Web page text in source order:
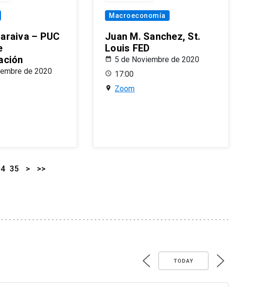
– PUC
de 2020
Macroeconomía
Juan M. Sanchez, St.
Louis FED
5 de Noviembre de 2020
17:00
Zoom
35 > >>
TODAY